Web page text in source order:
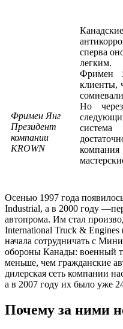
Фримен Янг
Президент
компании
KROWN
сперва
легким.
Фримен
клиенты,
Но
компания
Осенью 1997 года
Industrial, а в 2000 году
автопрома. Им стал
International Truck &
начала сотрудничать с
обороны Канады: военный
меньше, чем гражданские
дилерская сеть компании
а в 2007 году их было уже
Почему за ними